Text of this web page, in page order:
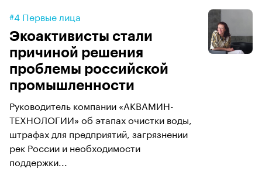
#4 Первые лица
Экоактивисты стали
причиной решения
проблемы российской
промышленности
Руководитель компании «АКВАМИН-
ТЕХНОЛОГИИ» об этапах очистки воды,
штрафах для предприятий, загрязнении
рек России и необходимости
поддержки...